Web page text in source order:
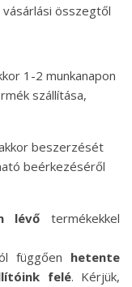
összegtől
1-2 munkanapon
szállítása,
beszerzését
beérkezéséről
lévő termékekkel
függően hetente
felé. Kérjük,